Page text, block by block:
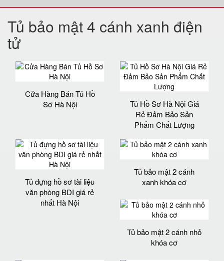
Tủ bảo mật 4 cánh xanh điện
tử
Cửa Hàng Bán Tủ Hồ
Sơ Hà Nội
Tủ Hồ Sơ Hà Nội Giá
Rẻ Đảm Bảo Sản
Phẩm Chất Lượng‎
Tủ đựng hồ sơ tài liệu
văn phòng BDI giá rẻ
nhất Hà Nội
Tủ bảo mật 2 cánh
xanh khóa cơ
Tủ bảo mật 2 cánh nhỏ
khóa cơ